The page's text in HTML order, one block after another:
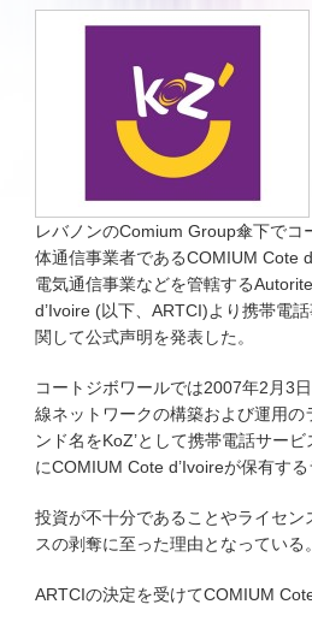
レバノンのComium Group傘下で
体通信事業者であるCOMIUM Cote
電気通信事業などを管轄する
d’Ivoire (以下、ARTCI)より携帯電
関して公式声明を発表した。
コートジボワールでは2007年2月3
線ネットワークの構築および運用
ンド名をKoZ’として携帯電話サー
にCOMIUM Cote d’Ivoireが保有す
投資が不十分であることやライセ
スの剥奪に至った理由となっている。
ARTCIの決定を受けてCOMIUM